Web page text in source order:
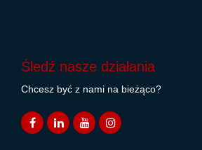
Śledź nasze działania
Chcesz być z nami na bieżąco?